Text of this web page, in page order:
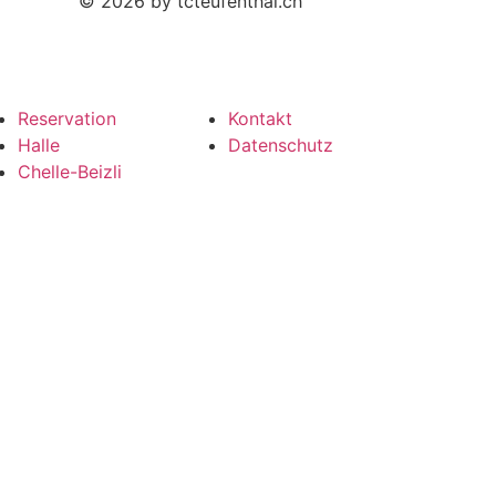
Reservation
Halle
Chelle-Beizli
Kontakt
Datenschutz